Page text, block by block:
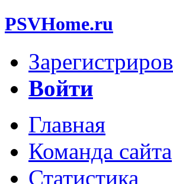
PSVHome.ru
Войти
Главная
Команда сайта
Статистика